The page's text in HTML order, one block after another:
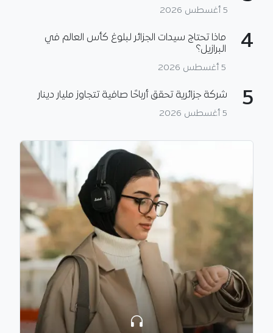
5 أغسطس 2026
4
ماذا تحتاج سيدات الجزائر لبلوغ كأس العالم في
البرازيل؟
5 أغسطس 2026
5 شركة جزائرية تحقق أرباحًا صافية تتجاوز مليار دينار
5 أغسطس 2026